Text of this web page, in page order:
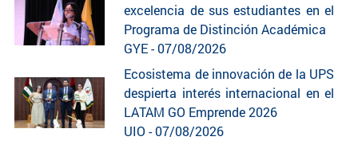
excelencia de sus estudiantes en el
Programa de Distinción Académica
GYE - 07/08/2026
Ecosistema de innovación de la UPS
despierta interés internacional en el
LATAM GO Emprende 2026
UIO - 07/08/2026